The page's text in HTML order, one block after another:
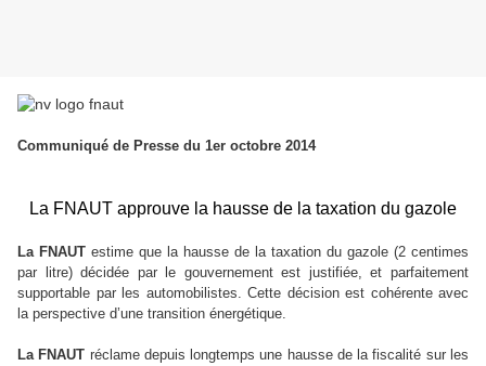
Communiqué de Presse du 1er octobre 2014
La FNAUT approuve la hausse de la taxation du gazole
La FNAUT estime que la hausse de la taxation du gazole (2 centimes
par litre) décidée par le gouvernement est justifiée, et parfaitement
supportable par les automobilistes. Cette décision est cohérente avec
la perspective d’une transition énergétique.
La FNAUT réclame depuis longtemps une hausse de la fiscalité sur les